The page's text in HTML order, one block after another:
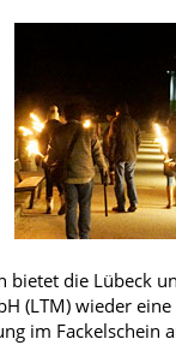
bietet die Lübeck
(LTM) wieder
im Fackelschein